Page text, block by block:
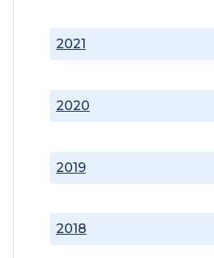
2018
2019
2020
2021